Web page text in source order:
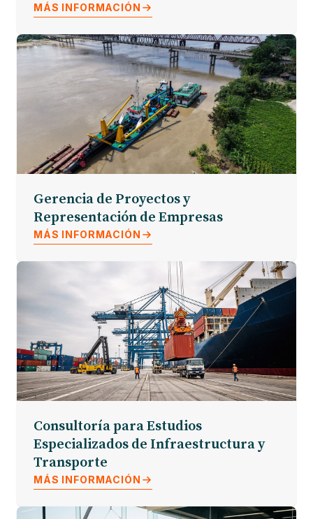
MÁS INFORMACIÓN
Gerencia de Proyectos y
Representación de Empresas
MÁS INFORMACIÓN
Consultoría para Estudios
Especializados de Infraestructura y
Transporte
MÁS INFORMACIÓN